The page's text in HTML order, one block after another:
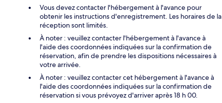
Vous devez contacter l'hébergement à l'avance pour
obtenir les instructions d'enregistrement. Les horaires de la
réception sont limités.
À noter : veuillez contacter l'hébergement à l'avance à
l'aide des coordonnées indiquées sur la confirmation de
réservation, afin de prendre les dispositions nécessaires à
votre arrivée.
À noter : veuillez contacter cet hébergement à l'avance à
l'aide des coordonnées indiquées sur la confirmation de
réservation si vous prévoyez d'arriver après 18 h 00.